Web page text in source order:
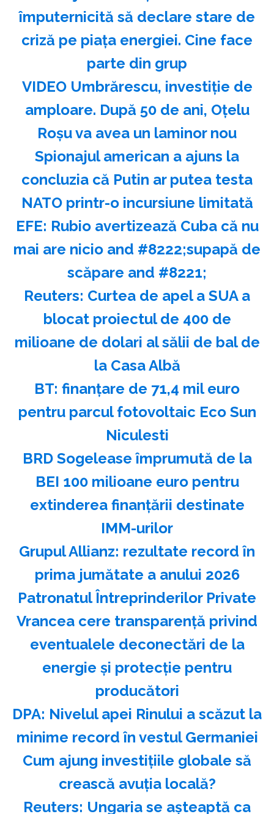
împuternicită să declare stare de
criză pe piața energiei. Cine face
parte din grup
VIDEO Umbrărescu, investiție de
amploare. După 50 de ani, Oțelu
Roșu va avea un laminor nou
Spionajul american a ajuns la
concluzia că Putin ar putea testa
NATO printr-o incursiune limitată
EFE: Rubio avertizează Cuba că nu
mai are nicio and #8222;supapă de
scăpare and #8221;
Reuters: Curtea de apel a SUA a
blocat proiectul de 400 de
milioane de dolari al sălii de bal de
la Casa Albă
BT: finanţare de 71,4 mil euro
pentru parcul fotovoltaic Eco Sun
Niculesti
BRD Sogelease împrumută de la
BEI 100 milioane euro pentru
extinderea finanţării destinate
IMM-urilor
Grupul Allianz: rezultate record în
prima jumătate a anului 2026
Patronatul Întreprinderilor Private
Vrancea cere transparenţă privind
eventualele deconectări de la
energie şi protecţie pentru
producători
DPA: Nivelul apei Rinului a scăzut la
minime record în vestul Germaniei
Cum ajung investițiile globale să
crească avuția locală?
Reuters: Ungaria se aşteaptă ca